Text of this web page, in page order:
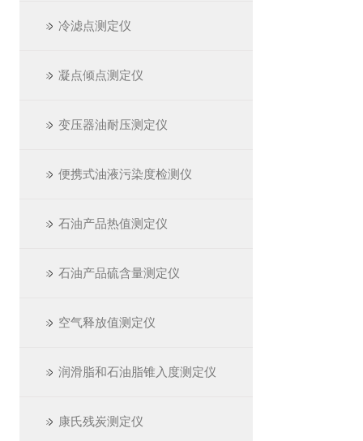
冷滤点测定仪
凝点倾点测定仪
变压器油耐压测定仪
便携式油液污染度检测仪
石油产品热值测定仪
石油产品硫含量测定仪
空气释放值测定仪
润滑脂和石油脂锥入度测定仪
康氏残炭测定仪